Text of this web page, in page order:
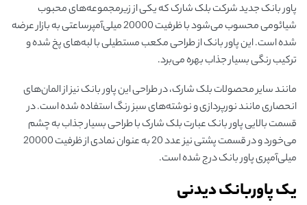
پاور بانک جدید شرکت بلک شارک که یکی از زیرمجموعه‌های محبوب
شیائومی محسوب می‌شود با ظرفیت 20000 میلی‌آمپرساعتی به بازار عرضه
شده است. این پاور بانک از طراحی مکعب مستطیلی با لبه‌های پخ شده و
ترکیب رنگی بسیار جذاب بهره می‌برد.
مانند سایر محصولات بلک شارک، در طراحی این پاور بانک نیز از المان‌های
انحصاری مانند نورپردازی و نوشته‌های سبز رنگ استفاده شده است. در
قسمت بالایی پاور بانک عبارت بلک شارک با طراحی بسیار جذاب به چشم
می‌خورد و در قسمت پشتی نیز عدد 20 به عنوان نمادی از ظرفیت 20000
میلی‌آمپری پاور بانک درج شده است.
یک پاوربانک دیدنی